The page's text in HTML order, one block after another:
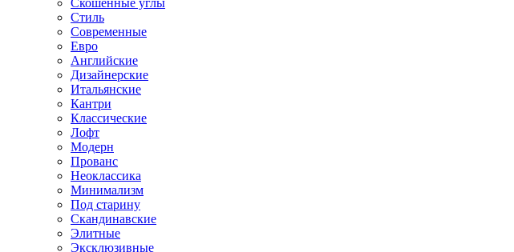
Стиль
Современные
Евро
Английские
Дизайнерские
Итальянские
Кантри
Классические
Лофт
Модерн
Прованс
Неоклассика
Минимализм
Под старину
Скандинавские
Элитные
Эксклюзивные